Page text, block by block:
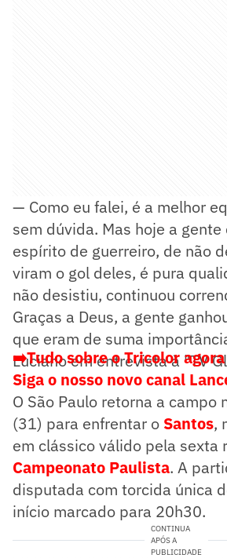
— Como eu falei, é a melhor
sem dúvida. Mas hoje a gente
espírito de guerreiro, de não
viram o gol deles, é pura
não desistiu, continuou
Graças a Deus, a gente
que eram de suma
Luciano em entrevista à "TV
➡️Tudo sobre o Tricolor
Siga o nosso novo canal
O São Paulo retorna a campo
(31) para enfrentar o Santos,
em clássico válido pela sexta
Campeonato Paulista. A
disputada com torcida única
início marcado para 20h30.
CONTINUA
APÓS A
PUBLICIDADE